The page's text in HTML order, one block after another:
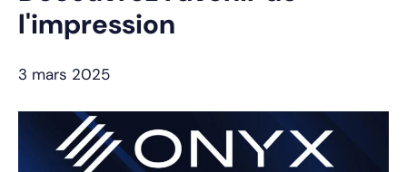
l'impression
3 mars 2025